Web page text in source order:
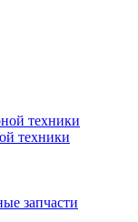
техники
техники
запчасти